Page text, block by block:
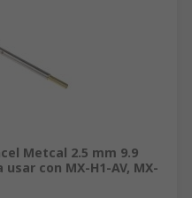
Metcal 2.5 mm 9.9
con MX-H1-AV, MX-